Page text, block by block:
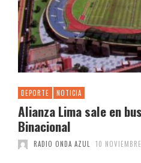
DEPORTE NOTICIA
Alianza Lima sale en
Binacional
RADIO ONDA AZUL 10